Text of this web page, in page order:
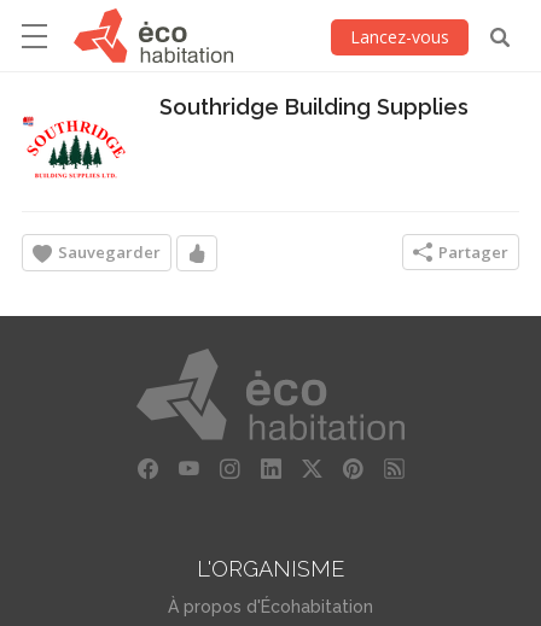
Lancez-vous
Southridge Building Supplies
Sauvegarder Partager
L'ORGANISME
À propos d'Écohabitation